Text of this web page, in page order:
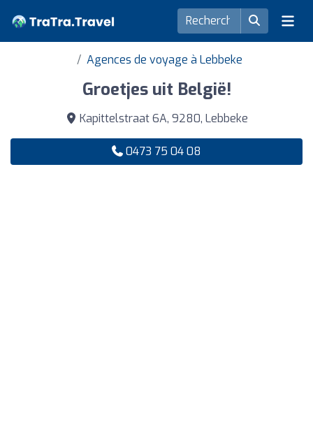
Agences de voyage à Lebbeke
Groetjes uit België!
Kapittelstraat 6A, 9280, Lebbeke
0473 75 04 08